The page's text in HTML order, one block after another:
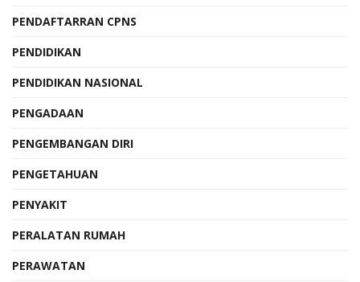
PENDAFTARRAN CPNS
PENDIDIKAN
PENDIDIKAN NASIONAL
PENGADAAN
PENGEMBANGAN DIRI
PENGETAHUAN
PENYAKIT
PERALATAN RUMAH
PERAWATAN